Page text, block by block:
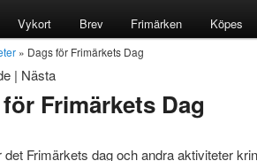
Vykort Brev Frimärken Köpes
» Dags för Frimärkets Dag
| Nästa
Frimärkets Dag
det Frimärkets dag och andra aktiviteter